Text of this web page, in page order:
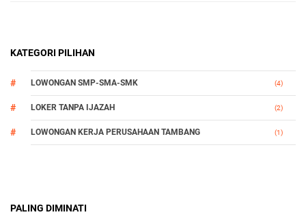
KATEGORI PILIHAN
LOWONGAN SMP-SMA-SMK (4)
LOKER TANPA IJAZAH (2)
LOWONGAN KERJA PERUSAHAAN TAMBANG (1)
PALING DIMINATI